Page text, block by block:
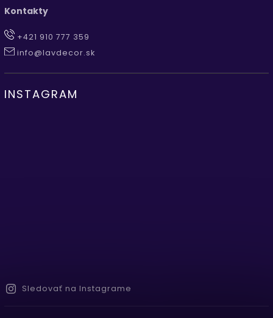
Kontakty
+421 910 777 359
info@lavdecor.sk
INSTAGRAM
Sledovať na Instagrame